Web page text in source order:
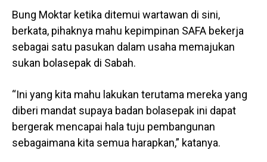
Bung Moktar ketika ditemui wartawan di sini,
berkata, pihaknya mahu kepimpinan SAFA bekerja
sebagai satu pasukan dalam usaha memajukan
sukan bolasepak di Sabah.
“Ini yang kita mahu lakukan terutama mereka yang
diberi mandat supaya badan bolasepak ini dapat
bergerak mencapai hala tuju pembangunan
sebagaimana kita semua harapkan,” katanya.